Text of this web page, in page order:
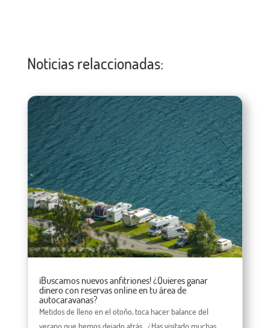
Noticias relaccionadas:
¡Buscamos nuevos anfitriones! ¿Quieres ganar
dinero con reservas online en tu área de
autocaravanas?
Metidos de lleno en el otoño, toca hacer balance del
verano que hemos dejado atrás... ¿Has visitado muchas